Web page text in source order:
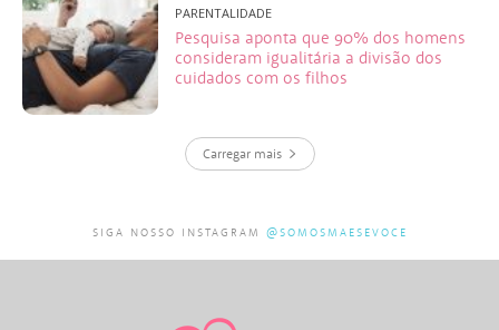
PARENTALIDADE
Pesquisa aponta que 90% dos homens
consideram igualitária a divisão dos
cuidados com os filhos
Carregar mais
SIGA NOSSO INSTAGRAM @SOMOSMAESEVOCE